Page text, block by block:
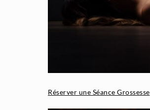
Réserver une Séance Grossesse